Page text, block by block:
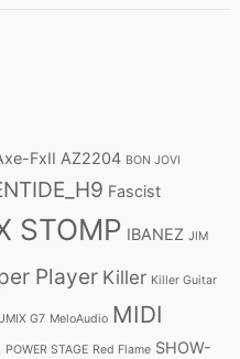
FxII AZ2204 BON JOVI
Fascist
STOMP IBANEZ JIM
Player Killer Killer Guitar
G7 MeloAudio MIDI
POWER STAGE Red Flame SHOW-